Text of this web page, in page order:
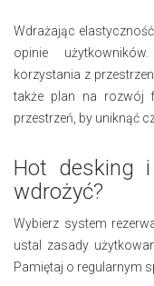
Wdrażając
opinie
korzystania z
także plan na rozwój
przestrzeń, by uniknąć
Hot desking
wdrożyć?
Wybierz system
ustal zasady
Pamiętaj o regularnym